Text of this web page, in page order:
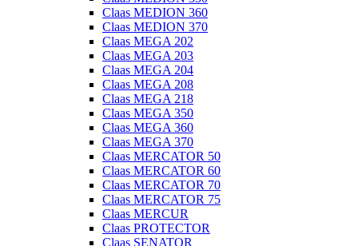
Claas MEDION 360
Claas MEDION 370
Claas MEGA 202
Claas MEGA 203
Claas MEGA 204
Claas MEGA 208
Claas MEGA 218
Claas MEGA 350
Claas MEGA 360
Claas MEGA 370
Claas MERCATOR 50
Claas MERCATOR 60
Claas MERCATOR 70
Claas MERCATOR 75
Claas MERCUR
Claas PROTECTOR
Claas SENATOR